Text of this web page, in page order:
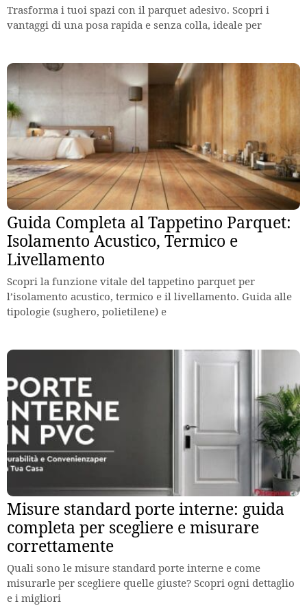
Trasforma i tuoi spazi con il parquet adesivo. Scopri i
vantaggi di una posa rapida e senza colla, ideale per
Guida Completa al Tappetino Parquet:
Isolamento Acustico, Termico e
Livellamento
Scopri la funzione vitale del tappetino parquet per
l’isolamento acustico, termico e il livellamento. Guida alle
tipologie (sughero, polietilene) e
Misure standard porte interne: guida
completa per scegliere e misurare
correttamente
Quali sono le misure standard porte interne e come
misurarle per scegliere quelle giuste? Scopri ogni dettaglio
e i migliori